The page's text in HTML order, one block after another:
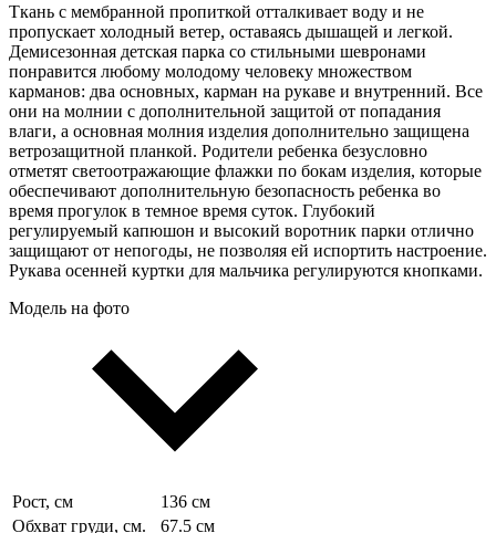
Ткань с мембранной пропиткой отталкивает воду и не
пропускает холодный ветер, оставаясь дышащей и легкой.
Демисезонная детская парка со стильными шевронами
понравится любому молодому человеку множеством
карманов: два основных, карман на рукаве и внутренний. Все
они на молнии с дополнительной защитой от попадания
влаги, а основная молния изделия дополнительно защищена
ветрозащитной планкой. Родители ребенка безусловно
отметят светоотражающие флажки по бокам изделия, которые
обеспечивают дополнительную безопасность ребенка во
время прогулок в темное время суток. Глубокий
регулируемый капюшон и высокий воротник парки отлично
защищают от непогоды, не позволяя ей испортить настроение.
Рукава осенней куртки для мальчика регулируются кнопками.
Модель на фото
Рост, см
136 см
Обхват груди, см.
67.5 см